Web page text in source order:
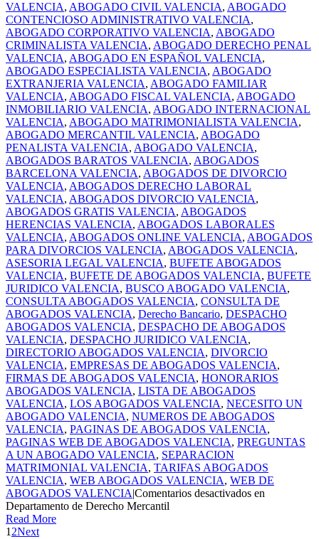
VALENCIA, ABOGADO CIVIL VALENCIA, ABOGADO
CONTENCIOSO ADMINISTRATIVO VALENCIA,
ABOGADO CORPORATIVO VALENCIA, ABOGADO
CRIMINALISTA VALENCIA, ABOGADO DERECHO PENAL
VALENCIA, ABOGADO EN ESPAÑOL VALENCIA,
ABOGADO ESPECIALISTA VALENCIA, ABOGADO
EXTRANJERIA VALENCIA, ABOGADO FAMILIAR
VALENCIA, ABOGADO FISCAL VALENCIA, ABOGADO
INMOBILIARIO VALENCIA, ABOGADO INTERNACIONAL
VALENCIA, ABOGADO MATRIMONIALISTA VALENCIA,
ABOGADO MERCANTIL VALENCIA, ABOGADO
PENALISTA VALENCIA, ABOGADO VALENCIA,
ABOGADOS BARATOS VALENCIA, ABOGADOS
BARCELONA VALENCIA, ABOGADOS DE DIVORCIO
VALENCIA, ABOGADOS DERECHO LABORAL
VALENCIA, ABOGADOS DIVORCIO VALENCIA,
ABOGADOS GRATIS VALENCIA, ABOGADOS
HERENCIAS VALENCIA, ABOGADOS LABORALES
VALENCIA, ABOGADOS ONLINE VALENCIA, ABOGADOS
PARA DIVORCIOS VALENCIA, ABOGADOS VALENCIA,
ASESORIA LEGAL VALENCIA, BUFETE ABOGADOS
VALENCIA, BUFETE DE ABOGADOS VALENCIA, BUFETE
JURIDICO VALENCIA, BUSCO ABOGADO VALENCIA,
CONSULTA ABOGADOS VALENCIA, CONSULTA DE
ABOGADOS VALENCIA, Derecho Bancario, DESPACHO
ABOGADOS VALENCIA, DESPACHO DE ABOGADOS
VALENCIA, DESPACHO JURIDICO VALENCIA,
DIRECTORIO ABOGADOS VALENCIA, DIVORCIO
VALENCIA, EMPRESAS DE ABOGADOS VALENCIA,
FIRMAS DE ABOGADOS VALENCIA, HONORARIOS
ABOGADOS VALENCIA, LISTA DE ABOGADOS
VALENCIA, LOS ABOGADOS VALENCIA, NECESITO UN
ABOGADO VALENCIA, NUMEROS DE ABOGADOS
VALENCIA, PAGINAS DE ABOGADOS VALENCIA,
PAGINAS WEB DE ABOGADOS VALENCIA, PREGUNTAS
A UN ABOGADO VALENCIA, SEPARACION
MATRIMONIAL VALENCIA, TARIFAS ABOGADOS
VALENCIA, WEB ABOGADOS VALENCIA, WEB DE
ABOGADOS VALENCIA|Comentarios desactivados en
Departamento de Derecho Mercantil
Read More
1 2Next